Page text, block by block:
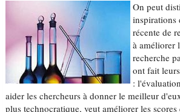
On peut
inspirations
récente de
à améliorer
recherche
ont fait
:
aider les chercheurs à donner le meilleur
plus technocratique, veut améliorer les